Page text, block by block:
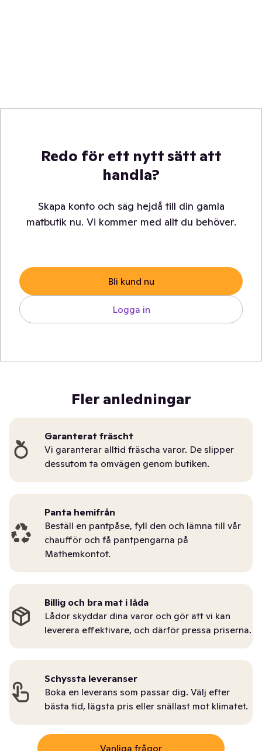
Redo för ett nytt sätt att
handla?
Skapa konto och säg hejdå till din gamla
matbutik nu. Vi kommer med allt du behöver.
Bli kund nu
Logga in
Fler anledningar
Garanterat fräscht
Vi garanterar alltid fräscha varor. De slipper
dessutom ta omvägen genom butiken.
Panta hemifrån
Beställ en pantpåse, fyll den och lämna till vår
chaufför och få pantpengarna på
Mathemkontot.
Billig och bra mat i låda
Lådor skyddar dina varor och gör att vi kan
leverera effektivare, och därför pressa priserna.
Schyssta leveranser
Boka en leverans som passar dig. Välj efter
bästa tid, lägsta pris eller snällast mot klimatet.
Vanliga frågor